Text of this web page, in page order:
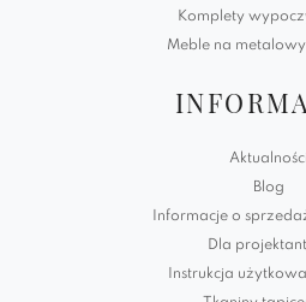
Komplety
Meble na
Aktualności
Blog
Informacje o
Dla
Instrukcja